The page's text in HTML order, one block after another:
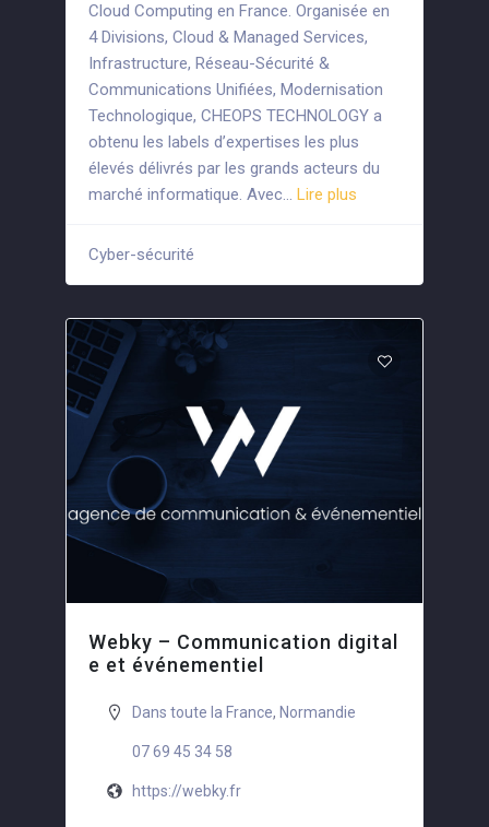
Cloud Computing en France. Organisée en
4 Divisions, Cloud & Managed Services,
Infrastructure, Réseau-Sécurité &
Communications Unifiées, Modernisation
Technologique, CHEOPS TECHNOLOGY a
obtenu les labels d’expertises les plus
élevés délivrés par les grands acteurs du
marché informatique. Avec… Lire plus
Cyber-sécurité
Webky – Communication digital
e et événementiel
Dans toute la France, Normandie
07 69 45 34 58
https://webky.fr